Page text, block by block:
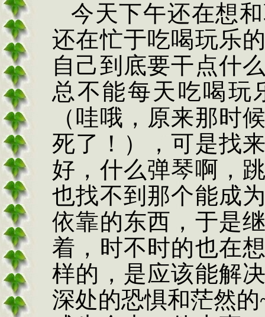
今天下午还在想
还在忙于吃喝玩乐
自己到底要干点什
总不能每天吃喝玩
（哇哦，原来那时
死了！），可是找
好，什么弹琴啊，
也找不到那个能成
依靠的东西，于是
着，时不时的也在
样的，是应该能解
深处的恐惧和茫然